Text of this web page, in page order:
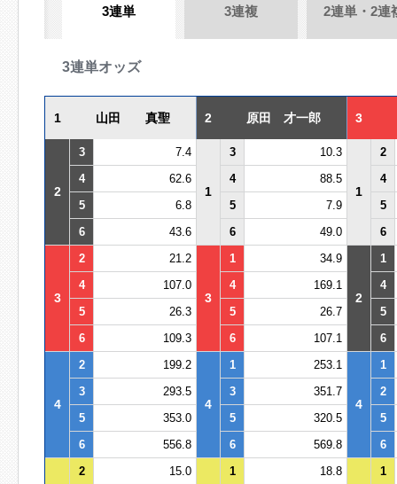
3連単 3連複 2連単・2連
3連単オッズ
1 山田 真聖 2 原田 才一郎 3
2
3 7.4
1
3 10.3
1
2
4
62.6 4 88.5
4
5
6.8 5 7.9
5
6
43.6 6 49.0 6
3
2 21.2
3
1 34.9
2
1
4
107.0 4 169.1
4
5
26.3 5 26.7
5
6
109.3 6 107.1 6
4
2 199.2
4
1 253.1
4
1
3
293.5 3 351.7
2
5
353.0 5 320.5
5
6
556.8 6 569.8 6
2 15.0 1 18.8
1